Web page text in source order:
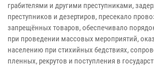
грабителями и другими преступниками,
преступников и дезертиров, пресекало
запрещённых товаров, обеспечивало
при проведении массовых мероприятий,
населению при стихийных бедствиях,
пленных, рекрутов и поступления в